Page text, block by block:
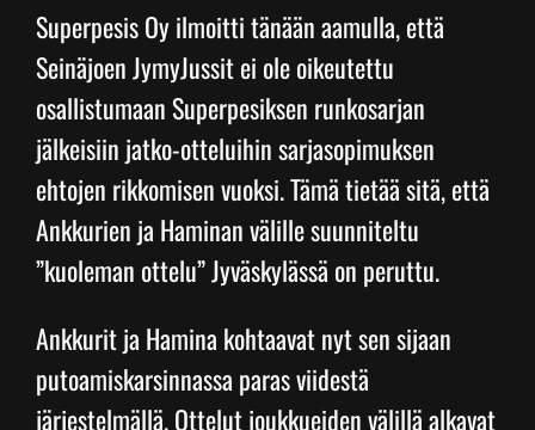
Junnupesis
Fanituotteet
Palvelut
Yhteystiedot
Superpesis Oy ilmoitti tänään aamulla, että
Seinäjoen JymyJussit ei ole oikeutettu
osallistumaan Superpesiksen runkosarjan
jälkeisiin jatko-otteluihin sarjasopimuksen
ehtojen rikkomisen vuoksi. Tämä tietää sitä, että
Ankkurien ja Haminan välille suunniteltu
”kuoleman ottelu” Jyväskylässä on peruttu.
Ankkurit ja Hamina kohtaavat nyt sen sijaan
putoamiskarsinnassa paras viidestä
järjestelmällä. Ottelut joukkueiden välillä alkavat